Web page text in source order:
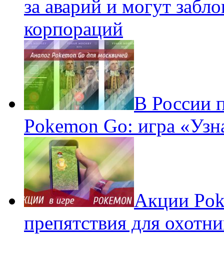
за аварий и могут
корпораций
В России
Pokemon Go: игра
Акции
препятствия для